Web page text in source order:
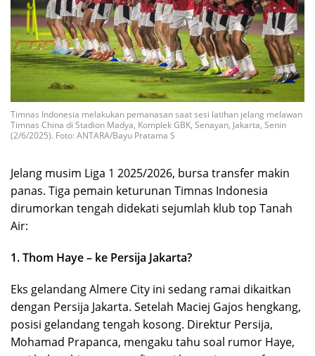
Timnas Indonesia melakukan pemanasan saat sesi latihan jelang melawan
Timnas China di Stadion Madya, Komplek GBK, Senayan, Jakarta, Senin
(2/6/2025). Foto: ANTARA/Bayu Pratama S
Jelang musim Liga 1 2025/2026, bursa transfer makin
panas. Tiga pemain keturunan Timnas Indonesia
dirumorkan tengah didekati sejumlah klub top Tanah
Air:
1. Thom Haye – ke Persija Jakarta?
Eks gelandang Almere City ini sedang ramai dikaitkan
dengan Persija Jakarta. Setelah Maciej Gajos hengkang,
posisi gelandang tengah kosong. Direktur Persija,
Mohamad Prapanca, mengaku tahu soal rumor Haye,